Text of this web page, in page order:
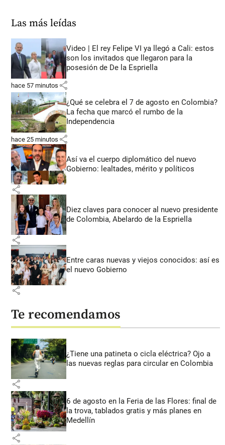
Las más leídas
Video | El rey Felipe VI ya llegó a Cali: estos
son los invitados que llegaron para la
posesión de De la Espriella
hace 57 minutos share
¿Qué se celebra el 7 de agosto en Colombia?
La fecha que marcó el rumbo de la
Independencia
hace 25 minutos share
Así va el cuerpo diplomático del nuevo
Gobierno: lealtades, mérito y políticos
share
Diez claves para conocer al nuevo presidente
de Colombia, Abelardo de la Espriella
share
Entre caras nuevas y viejos conocidos: así es
el nuevo Gobierno
share
Te recomendamos
¿Tiene una patineta o cicla eléctrica? Ojo a
las nuevas reglas para circular en Colombia
share
6 de agosto en la Feria de las Flores: final de
la trova, tablados gratis y más planes en
Medellín
share